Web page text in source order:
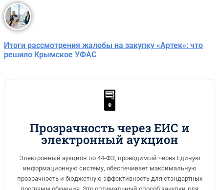
Итоги рассмотрения жалобы на закупку «Артек»: что
решило Крымское УФАС
🖥️
Прозрачность через ЕИС и
электронный аукцион
Электронный аукцион по 44-ФЗ, проводимый через Единую
информационную систему, обеспечивает максимальную
прозрачность и бюджетную эффективность для стандартных